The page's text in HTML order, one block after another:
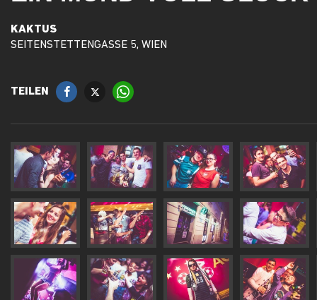
KAKTUS
SEITENSTETTENGASSE 5, WIEN
TEILEN